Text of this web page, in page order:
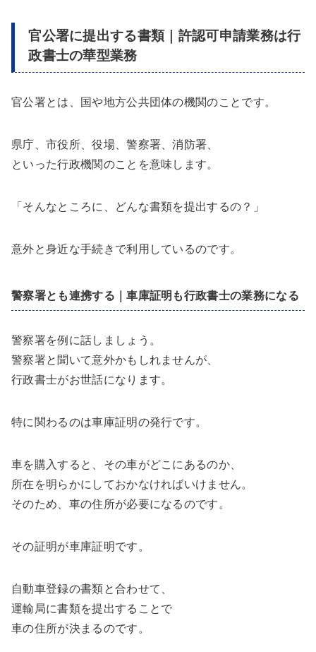
官公署に提出する書類｜許認可申請業務は行
政書士の華型業務
官公署とは、国や地方公共団体の機関のことです。
県庁、市役所、役場、警察署、消防署、
といった行政機関のことを意味します。
「そんなところに、どんな書類を提出するの？」
意外と身近な手続きで利用しているのです。
警察署とも連携する｜車庫証明も行政書士の業務になる
警察署を例に話しましょう。
警察署と聞いて意外かもしれませんが、
行政書士がお世話になります。
特に 関わるのは車庫証明の発行です。
車を購入すると、その車がどこにあるのか、
所在を明らかにしておかなければいけません。
そのため、車の住所が必要になるのです。
その証明が車庫証明です。
自動車登録の書類と合わせて、
運輸局に書類を提出することで
車の住所が決まるのです。